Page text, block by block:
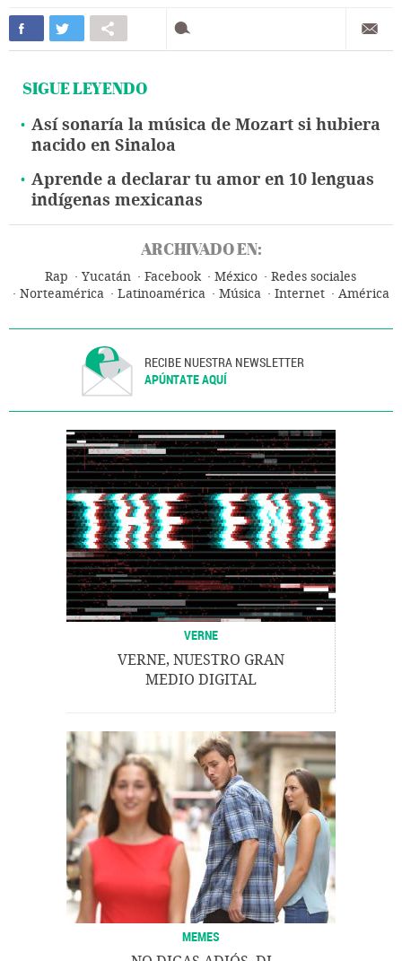
SIGUE LEYENDO
Así sonaría la música de Mozart si hubiera
nacido en Sinaloa
Aprende a declarar tu amor en 10 lenguas
indígenas mexicanas
ARCHIVADO EN:
Rap Yucatán Facebook México
Redes sociales
Norteamérica
Latinoamérica Música Internet América
RECIBE NUESTRA NEWSLETTER
APÚNTATE AQUÍ
VERNE
VERNE, NUESTRO GRAN
MEDIO DIGITAL
MEMES